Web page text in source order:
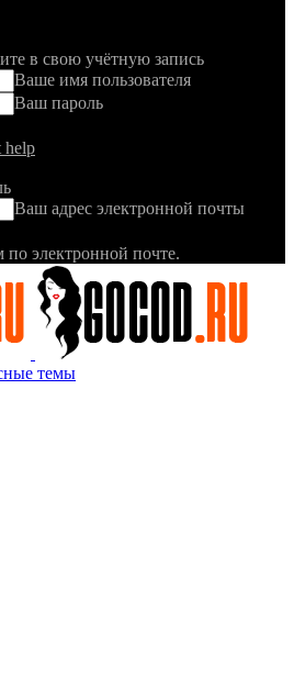
в свою учётную запись
Ваше имя пользователя
Ваш пароль
help
Ваш адрес электронной почты
электронной почте.
темы